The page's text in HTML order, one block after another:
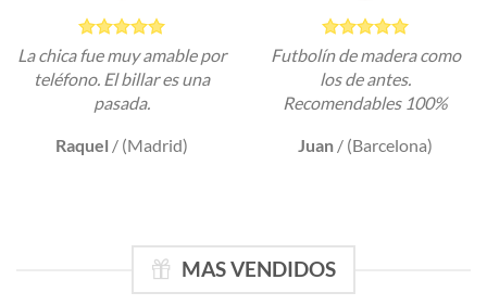
La chica fue muy amable por
teléfono. El billar es una
pasada.
Raquel / (Madrid)
Futbolín de madera como
los de antes.
Recomendables 100%
Juan / (Barcelona)
MAS VENDIDOS